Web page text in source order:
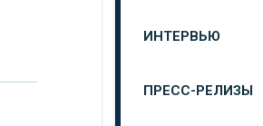
ИНТЕРВЬЮ
ПРЕСС-РЕЛИЗЫ